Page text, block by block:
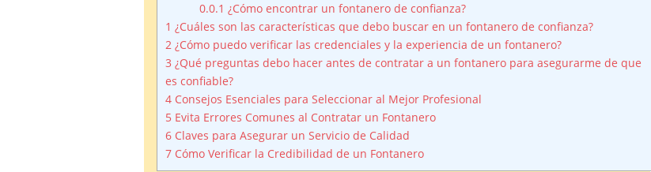
0.0.1 ¿Cómo encontrar un fontanero de confianza?
1 ¿Cuáles son las características que debo buscar en un fontanero de confianza?
2 ¿Cómo puedo verificar las credenciales y la experiencia de un fontanero?
3 ¿Qué preguntas debo hacer antes de contratar a un fontanero para asegurarme de que
es confiable?
4 Consejos Esenciales para Seleccionar al Mejor Profesional
5 Evita Errores Comunes al Contratar un Fontanero
6 Claves para Asegurar un Servicio de Calidad
7 Cómo Verificar la Credibilidad de un Fontanero